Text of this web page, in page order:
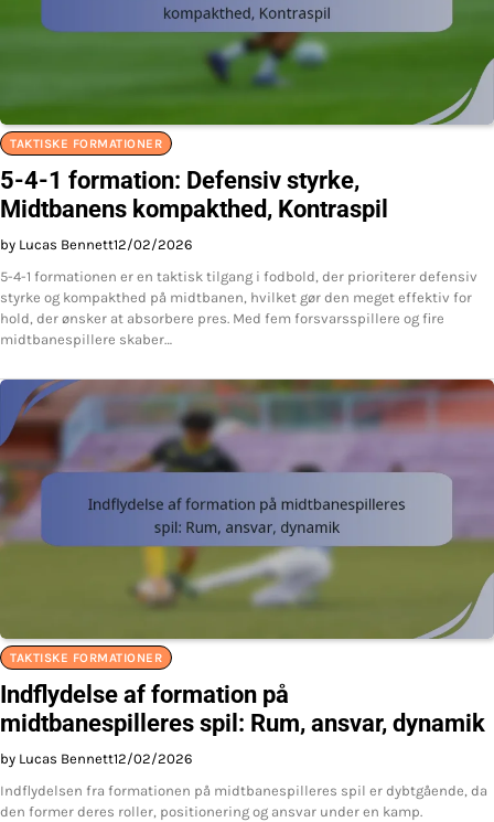
TAKTISKE FORMATIONER
5-4-1 formation: Defensiv styrke,
Midtbanens kompakthed, Kontraspil
by Lucas Bennett12/02/2026
5-4-1 formationen er en taktisk tilgang i fodbold, der prioriterer defensiv
styrke og kompakthed på midtbanen, hvilket gør den meget effektiv for
hold, der ønsker at absorbere pres. Med fem forsvarsspillere og fire
midtbanespillere skaber…
TAKTISKE FORMATIONER
Indflydelse af formation på
midtbanespilleres spil: Rum, ansvar, dynamik
by Lucas Bennett12/02/2026
Indflydelsen fra formationen på midtbanespilleres spil er dybtgående, da
den former deres roller, positionering og ansvar under en kamp.